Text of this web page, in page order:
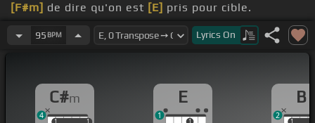
[F#m] de dire qu'on est [E] pris pour cible.
endroit où je serai[E]
endroit où j'aurais pas besoin de prendre le[E]
95 BPM Lyrics On
C#m
1 1
1 1
4
E
1
1
B
11
2